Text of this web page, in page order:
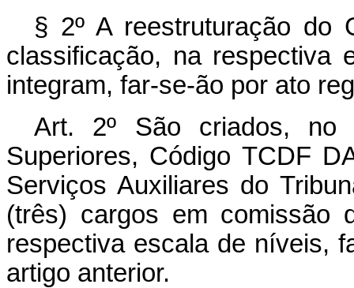
§ 2º A reestruturação
classificação, na respectiva
integram, far-se-ão por ato
Art. 2º São criados, no
Superiores, Código TCDF
Serviços Auxiliares do
(três) cargos em comissão
respectiva escala de níveis,
artigo anterior.